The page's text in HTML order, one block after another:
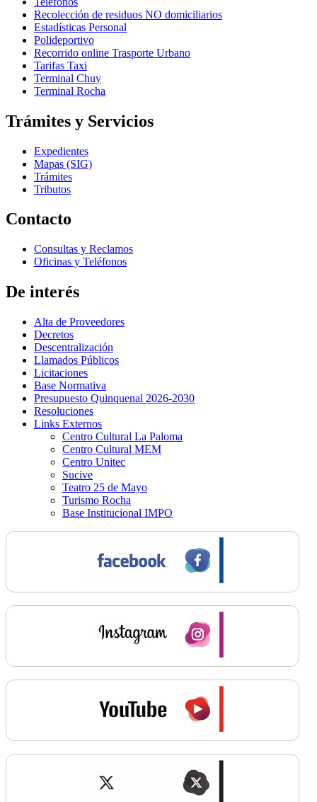
Recolección de residuos NO domiciliarios
Estadísticas Personal
Polideportivo
Recorrido online Trasporte Urbano
Tarifas Taxi
Terminal Chuy
Terminal Rocha
Trámites y Servicios
Expedientes
Mapas (SIG)
Trámites
Tributos
Contacto
Consultas y Reclamos
Oficinas y Teléfonos
De interés
Alta de Proveedores
Decretos
Descentralización
Llamados Públicos
Licitaciones
Base Normativa
Presupuesto Quinquenal 2026-2030
Resoluciones
Links Externos
Centro Cultural La Paloma
Centro Cultural MEM
Centro Unitec
Sucive
Teatro 25 de Mayo
Turismo Rocha
Base Institucional IMPO